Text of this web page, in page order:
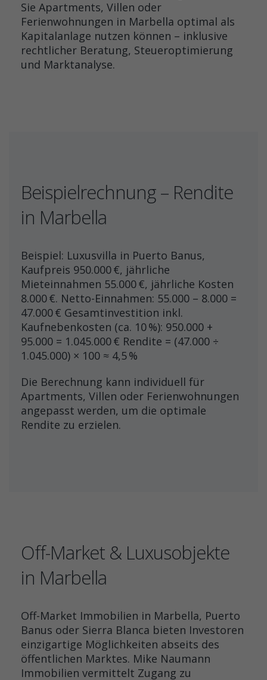
Sie Apartments, Villen oder
Ferienwohnungen in Marbella optimal als
Kapitalanlage nutzen können – inklusive
rechtlicher Beratung, Steueroptimierung
und Marktanalyse.
Beispielrechnung – Rendite
in Marbella
Beispiel: Luxusvilla in Puerto Banus,
Kaufpreis 950.000 €, jährliche
Mieteinnahmen 55.000 €, jährliche Kosten
8.000 €. Netto-Einnahmen: 55.000 – 8.000 =
47.000 € Gesamtinvestition inkl.
Kaufnebenkosten (ca. 10 %): 950.000 +
95.000 = 1.045.000 € Rendite = (47.000 ÷
1.045.000) × 100 ≈ 4,5 %
Die Berechnung kann individuell für
Apartments, Villen oder Ferienwohnungen
angepasst werden, um die optimale
Rendite zu erzielen.
Off-Market & Luxusobjekte
in Marbella
Off-Market Immobilien in Marbella, Puerto
Banus oder Sierra Blanca bieten Investoren
einzigartige Möglichkeiten abseits des
öffentlichen Marktes. Mike Naumann
Immobilien vermittelt Zugang zu